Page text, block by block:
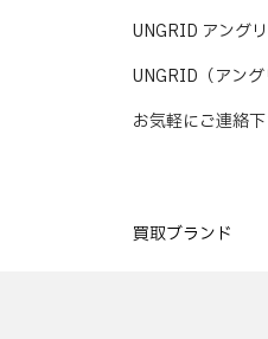
UNGRID アング
UNGRID（アング
お気軽にご連絡下
買取ブランド